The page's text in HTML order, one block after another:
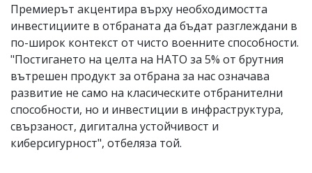
Премиерът акцентира върху необходимостта
инвестициите в отбраната да бъдат разглеждани в
по-широк контекст от чисто военните способности.
"Постигането на целта на НАТО за 5% от брутния
вътрешен продукт за отбрана за нас означава
развитие не само на класическите отбранителни
способности, но и инвестиции в инфраструктура,
свързаност, дигитална устойчивост и
киберсигурност", отбеляза той.